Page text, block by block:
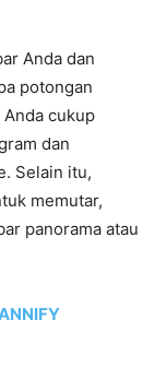
Anda dan
potongan
cukup
dan
Selain itu,
memutar,
panorama atau